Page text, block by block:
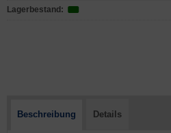
Lagerbestand:
Beschreibung Details